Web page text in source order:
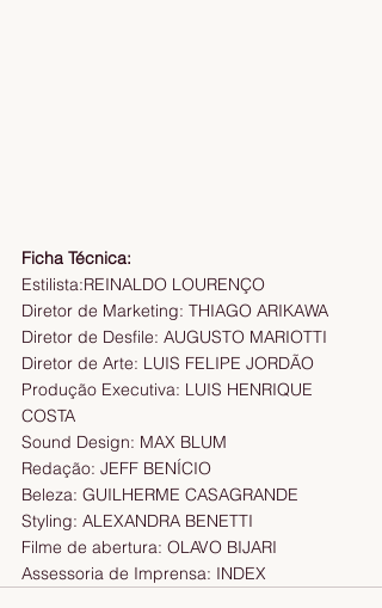
Ficha Técnica:
Estilista:REINALDO LOURENÇO
Diretor de Marketing: THIAGO ARIKAWA
Diretor de Desfile: AUGUSTO MARIOTTI
Diretor de Arte: LUIS FELIPE JORDÃO
Produção Executiva: LUIS HENRIQUE
COSTA
Sound Design: MAX BLUM
Redação: JEFF BENÍCIO
Beleza: GUILHERME CASAGRANDE
Styling: ALEXANDRA BENETTI
Filme de abertura: OLAVO BIJARI
Assessoria de Imprensa: INDEX